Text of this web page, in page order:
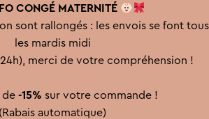
CONGÉ MATERNITÉ
sont rallongés : les envois se font tous
les mardis midi
merci de votre compréhension !
de -15% sur votre commande !
(Rabais automatique)